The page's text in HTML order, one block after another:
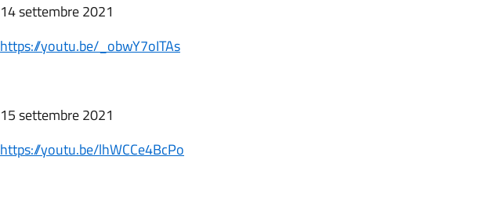
14 settembre 2021
https://youtu.be/_obwY7oITAs
15 settembre 2021
https://youtu.be/lhWCCe4BcPo